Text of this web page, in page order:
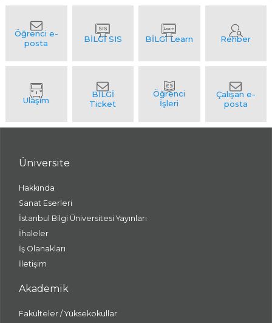
Üniversite
Hakkında
Sanat Eserleri
İstanbul Bilgi Üniversitesi Yayınları
İhaleler
İş Olanakları
İletişim
Akademik
Fakülteler / Yüksekokullar